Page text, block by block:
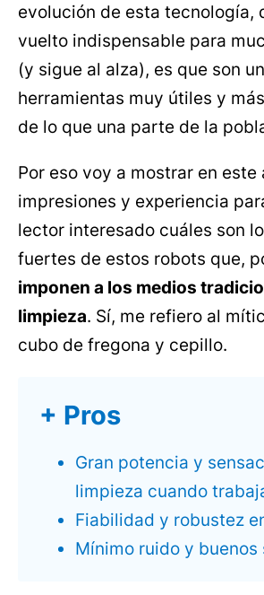
evolución de esta tecnología,
vuelto indispensable para
(y sigue al alza), es que son
herramientas muy útiles y
de lo que una parte de la
Por eso voy a mostrar en
impresiones y experiencia
lector interesado cuáles son
fuertes de estos robots que,
imponen a los medios
limpieza. Sí, me refiero al
cubo de fregona y cepillo.
+ Pros
Gran potencia y
limpieza cuando
Fiabilidad y robustez
Mínimo ruido y buenos